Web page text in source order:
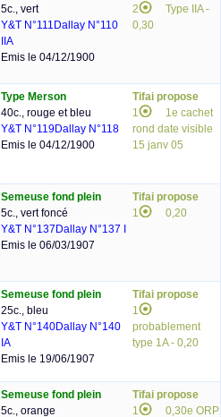
5c., vert
Y&T N°111 Dallay N°110
IIA
Emis le 04/12/1900
2
Type IIA -
0,30
Type Merson
40c., rouge et bleu
Y&T N°119Dallay N°118
Emis le 04/12/1900
Tifai propose
1
1e cachet
rond date visible
15 janv 05
Semeuse fond plein
5c., vert foncé
Y&T N°137 Dallay N°137 I
Emis le 06/03/1907
Tifai propose
1
0,20
Semeuse fond plein
25c., bleu
Y&T N°140Dallay N°140
IA
Emis le 19/06/1907
Tifai propose
1
probablement
type 1A - 0,20
Semeuse fond plein
5c., orange
Tifai propose
1
0,30e ORP